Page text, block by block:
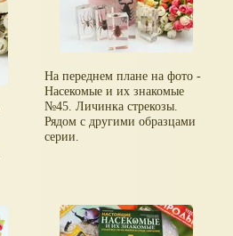
На переднем плане на фото -
Насекомые и их знакомые
№45. Личинка стрекозы.
Рядом с другими образцами
серии.